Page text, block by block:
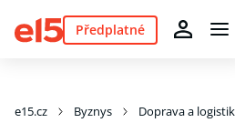
Předplatné
e15.cz Byznys Doprava a